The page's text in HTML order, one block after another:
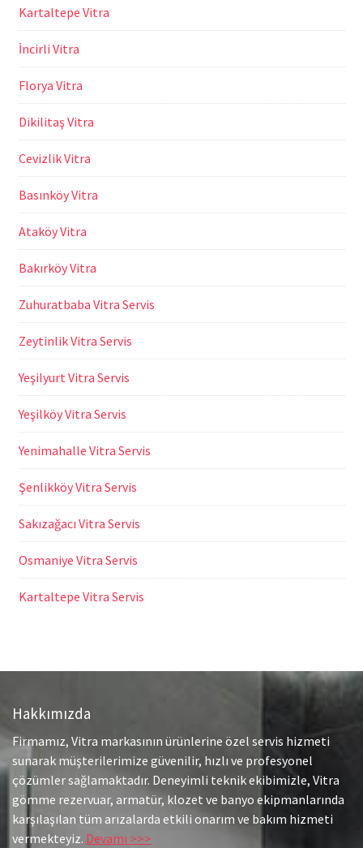
Kartaltepe Vitra
İncirli Vitra
Florya Vitra
Dikilitaş Vitra
Cevizlik Vitra
Basınköy Vitra
Ataköy Vitra
Bakırköy Vitra
Zuhuratbaba Vitra Servis
Zeytinlik Vitra Servis
Yeşilyurt Vitra Servis
Yeşilköy Vitra Servis
Yenimahalle Vitra Servis
Şenlikköy Vitra Servis
Sakızağacı Vitra Servis
Osmaniye Vitra Servis
Kartaltepe Vitra Servis
Hakkımızda
Firmamız, Vitra markasının ürünlerine özel servis hizmeti
sunarak müşterilerimize güvenilir, hızlı ve profesyonel
çözümler sağlamaktadır. Deneyimli teknik ekibimizle, Vitra
gömme rezervuar, armatür, klozet ve banyo ekipmanlarında
karşılaşılan tüm arızalarda etkili onarım ve bakım hizmeti
vermekteyiz. Devamı >>>